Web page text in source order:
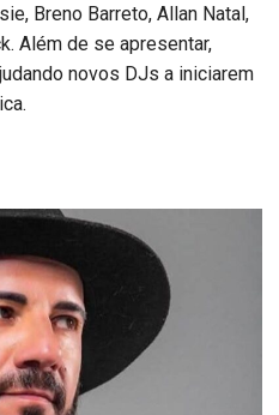
Breno Barreto, Allan Natal,
Além de se apresentar,
novos DJs a iniciarem